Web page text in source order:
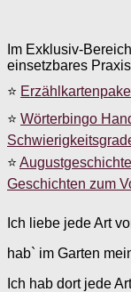
Im Exklusiv-
einsetzbares
⭐
⭐ Wörterbingo
⭐
Geschichten zum
Ich liebe jede Art
hab` im Garten
Ich hab dort jede